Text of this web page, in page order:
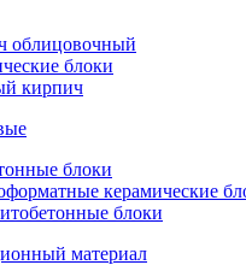
облицовочный
блоки
кирпич
блоки
керамические
блоки
материал